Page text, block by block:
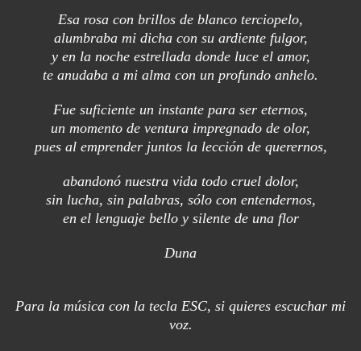
Esa rosa con brillos de blanco terciopelo,
alumbraba mi dicha con su ardiente fulgor,
y en la noche estrellada donde luce el amor,
te anudaba a mi alma con un profundo anhelo.
Fue suficiente un instante para ser eternos,
un momento de ventura impregnado de olor,
pues al emprender juntos la lección de querernos,
abandonó nuestra vida todo cruel dolor,
sin lucha, sin palabras, sólo con entendernos,
en el lenguaje bello y silente de una flor
Duna
Para la música con la tecla ESC, si quieres escuchar mi
voz.